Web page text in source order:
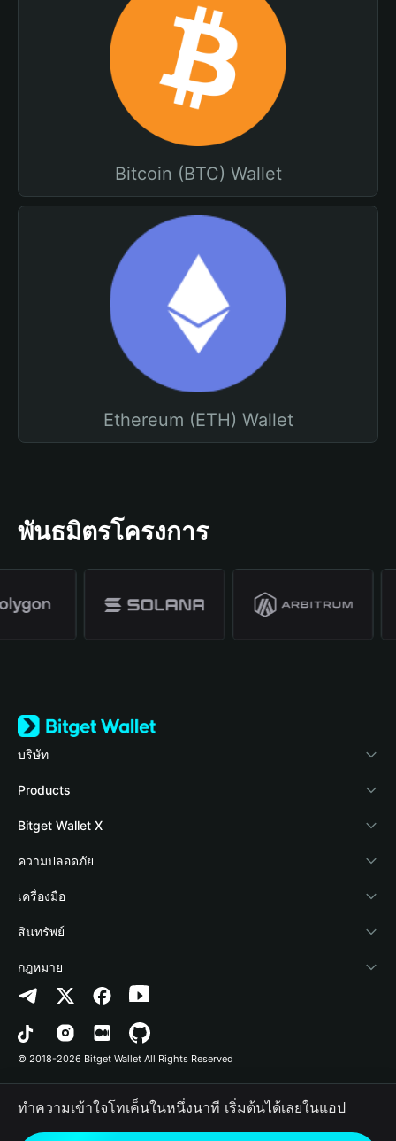
Bitcoin (BTC) Wallet
Ethereum (ETH) Wallet
พันธมิตรโครงการ
บริษัท
เกี่ยวกับ Bitget Wallet
Blog
Academy
ข่าวสารด้านคริปโต
ศูนย์ช่วยเหลือ
ติดต่อเรา
ทรัพยากรข้อมูลของแบรนด์
อาชีพ
Products
Crypto Card
Stablecoin Earn
Payfi Crypto
Crypto Swap API
Altcoin Season Index
Prediction Markets
DApp
RWA
Bitget Wallet X
นักพัฒนา
เชื่อมต่อ Wallet
Bitget Wallet Pay
ลิสต์โปรเจกต์
ความปลอดภัย
Protection Fund
เทคโนโลยีความปลอดภัย
เครื่องมือ
ซื้อคริปโต
การตรวจจับการอนุญาต
การตรวจจับสัญญา
การโอนเป็นชุด
สินทรัพย์
Arbitrum
Avalanche
Bitcoin
Polygon
กฎหมาย
นโยบายความเป็นส่วนตัว
ข้อตกลงในการใช้บริการ
© 2018-2026 Bitget Wallet All Rights Reserved
ทำความเข้าใจโทเค็นในหนึ่งนาที เริ่มต้นได้เลยในแอป